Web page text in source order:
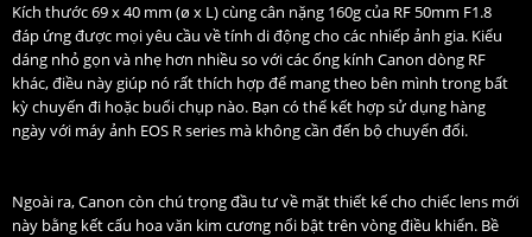
Kích thước 69 x 40 mm (ø x L) cùng cân nặng 160g của RF 50mm F1.8
đáp ứng được mọi yêu cầu về tính di động cho các nhiếp ảnh gia. Kiểu
dáng nhỏ gọn và nhẹ hơn nhiều so với các ống kính Canon dòng RF
khác, điều này giúp nó rất thích hợp để mang theo bên mình trong bất
kỳ chuyến đi hoặc buổi chụp nào. Bạn có thể kết hợp sử dụng hàng
ngày với máy ảnh EOS R series mà không cần đến bộ chuyển đổi.
Ngoài ra, Canon còn chú trọng đầu tư về mặt thiết kế cho chiếc lens mới
này bằng kết cấu hoa văn kim cương nổi bật trên vòng điều khiển. Bề